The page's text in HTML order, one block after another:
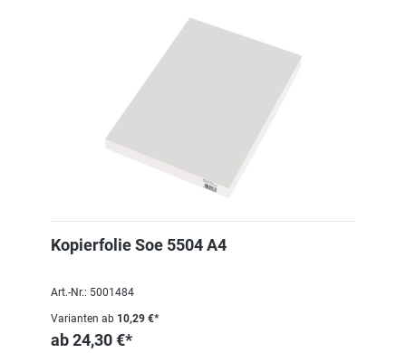
Kopierfolie Soe 5504 A4
Art.-Nr.: 5001484
Varianten ab 10,29 €*
ab24,30 €*